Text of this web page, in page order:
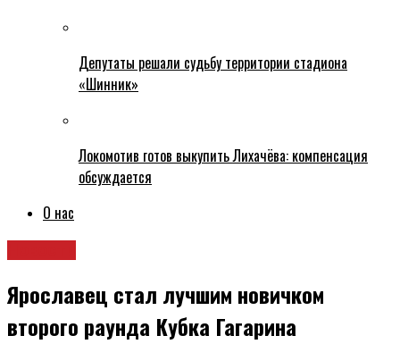
Депутаты решали судьбу территории стадиона
«Шинник»
Локомотив готов выкупить Лихачёва: компенсация
обсуждается
О нас
Ярославец стал лучшим новичком
второго раунда Кубка Гагарина